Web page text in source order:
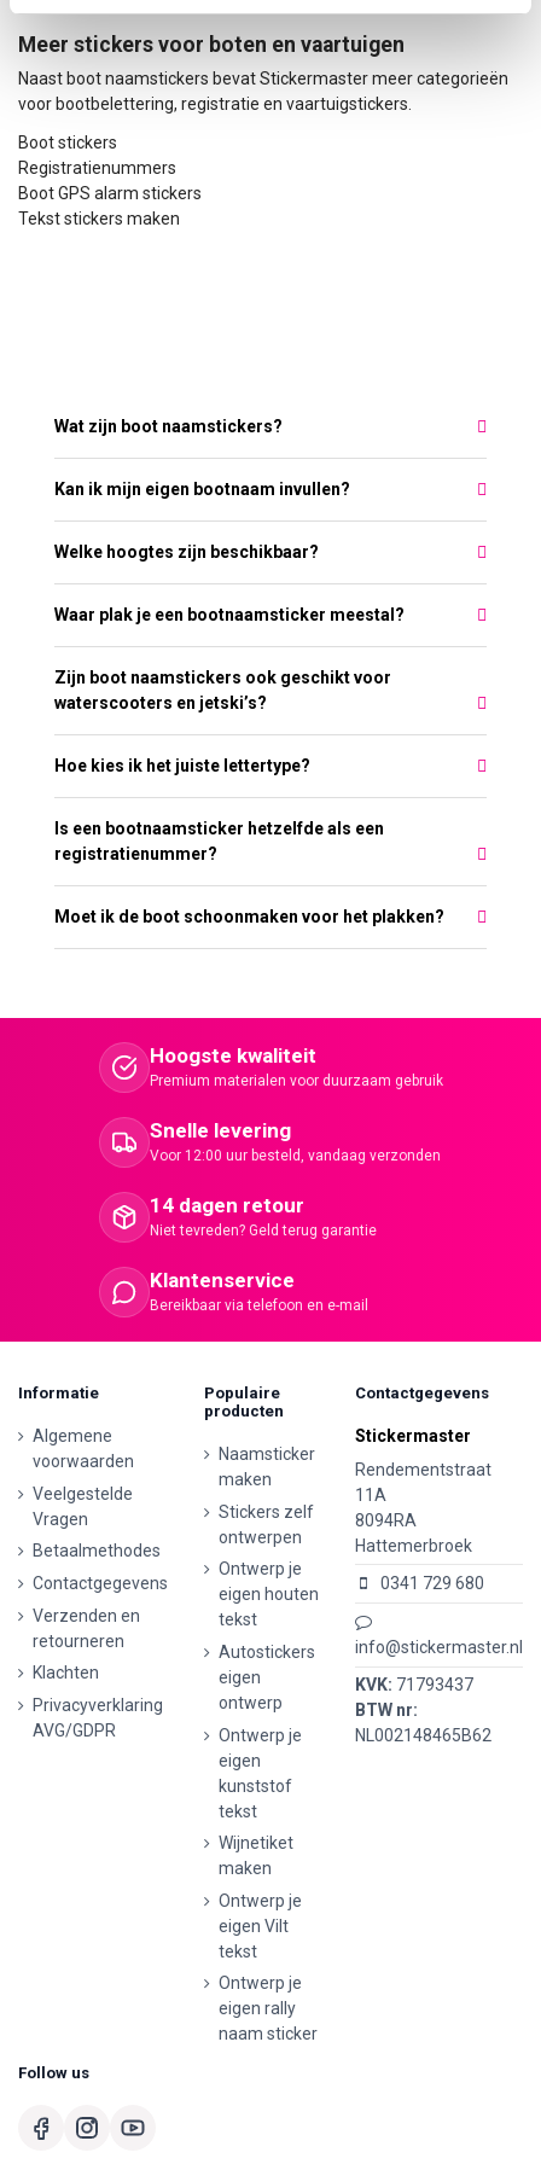
Meer stickers voor boten en vaartuigen
Naast boot naamstickers bevat Stickermaster meer categorieën
voor bootbelettering, registratie en vaartuigstickers.
Boot stickers
Registratienummers
Boot GPS alarm stickers
Tekst stickers maken
Wat zijn boot naamstickers?
Kan ik mijn eigen bootnaam invullen?
Welke hoogtes zijn beschikbaar?
Waar plak je een bootnaamsticker meestal?
Zijn boot naamstickers ook geschikt voor
waterscooters en jetski’s?
Hoe kies ik het juiste lettertype?
Is een bootnaamsticker hetzelfde als een
registratienummer?
Moet ik de boot schoonmaken voor het plakken?
Hoogste kwaliteit
Premium materialen voor duurzaam gebruik
Snelle levering
Voor 12:00 uur besteld, vandaag verzonden
14 dagen retour
Niet tevreden? Geld terug garantie
Klantenservice
Bereikbaar via telefoon en e-mail
Informatie
Algemene
voorwaarden
Veelgestelde
Vragen
Betaalmethodes
Contactgegevens
Verzenden en
retourneren
Klachten
Privacyverklaring
AVG/GDPR
Populaire
producten
Naamsticker
maken
Stickers zelf
ontwerpen
Ontwerp je
eigen houten
tekst
Autostickers
eigen
ontwerp
Ontwerp je
eigen
kunststof
tekst
Wijnetiket
maken
Ontwerp je
eigen Vilt
tekst
Ontwerp je
eigen rally
naam sticker
Contactgegevens
Stickermaster
Rendementstraat
11A
8094RA
Hattemerbroek
0341 729 680
info@stickermaster.nl
KVK: 71793437
BTW nr:
NL002148465B62
Follow us